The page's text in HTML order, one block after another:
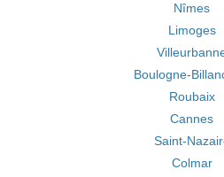
Nîmes
Limoges
Boulogne-
Roubaix
Cannes
Saint-
Colmar